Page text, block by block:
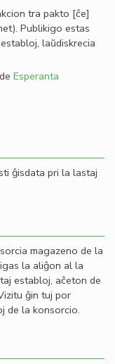
tra pakto [ĉe]
. Publikigo estas
laŭdiskrecia
Esperanta
ĝisdata pri la lastaj
magazeno de la
la aliĝon al la
establoj, aĉeton de
ĝin tuj por
de la konsorcio.